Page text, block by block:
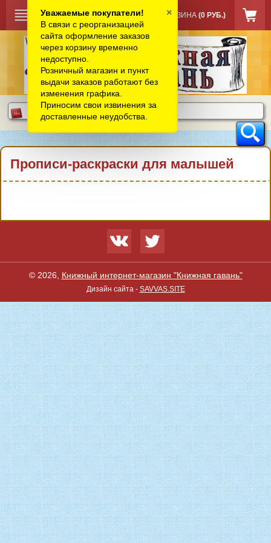
КОРЗИНА (0 РУБ.)
Прописи-раскраски для малышей
© 2026, Книжный интернет-магазин "Книжная гавань"
Дизайн сайта - SAVVAS.SITE
Уважаемые покупатели!
В связи с реорганизацией
сайта оформление заказов
через корзину временно
недоступно.
Розничный магазин и пункт
выдачи заказов работают без
изменения графика.
Приносим свои извинения за
доставленные неудобства.
×